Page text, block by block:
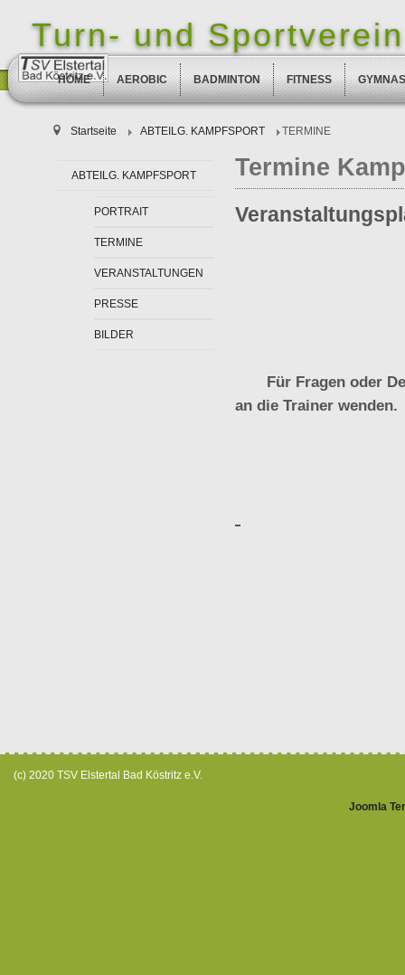
HOME AEROBIC BADMINTON FITNESS
Turn- und
Startseite ABTEILG. KAMPFSPORT TERMINE
ABTEILG. KAMPFSPORT
PORTRAIT
TERMINE
VERANSTALTUNGEN
PRESSE
BILDER
Termine
Für Fragen oder
an die Trainer wenden.
(c) 2020 TSV Elstertal Bad Köstritz e.V.
Joomla